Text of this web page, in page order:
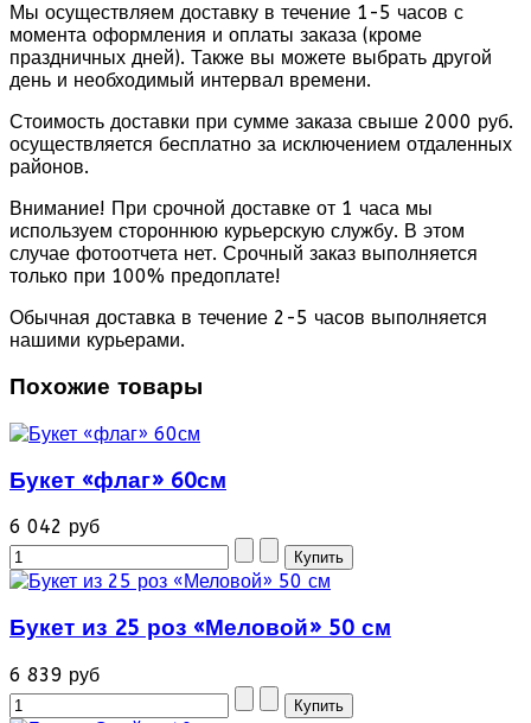
Мы осуществляем доставку в течение 1-5 часов с
момента оформления и оплаты заказа (кроме
праздничных дней). Также вы можете выбрать другой
день и необходимый интервал времени.
Стоимость доставки при сумме заказа свыше 2000 руб.
осуществляется бесплатно за исключением отдаленных
районов.
Внимание! При срочной доставке от 1 часа мы
используем стороннюю курьерскую службу. В этом
случае фотоотчета нет. Срочный заказ выполняется
только при 100% предоплате!
Обычная доставка в течение 2-5 часов выполняется
нашими курьерами.
Похожие товары
Букет «флаг» 60см
6 042 руб
Букет из 25 роз «Меловой» 50 см
6 839 руб